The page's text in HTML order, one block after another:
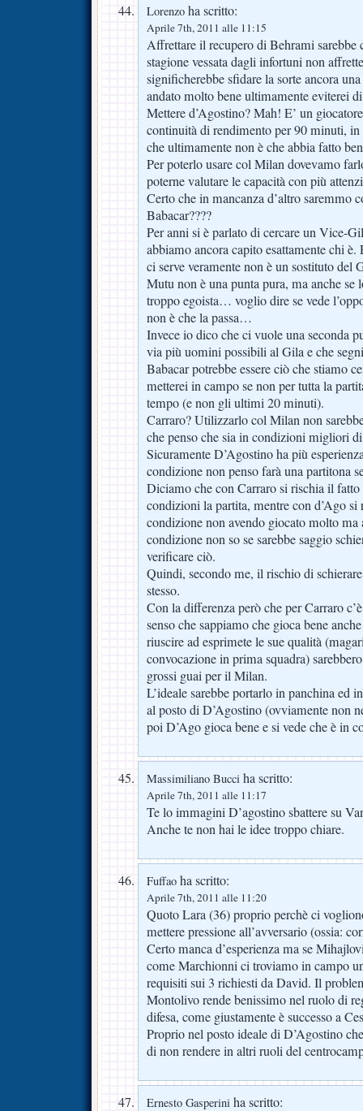
Lorenzo ha scritto:
Aprile 7th, 2011 alle 11:15
Affrettare il recupero di Behrami sarebbe
stagione vessata dagli infortuni non
significherebbe sfidare la sorte ancora
andato molto bene ultimamente eviterei
Mettere d’Agostino? Mah! E’ un
continuità di rendimento per 90 minuti,
che ultimamente non è che abbia fatto
Per poterlo usare col Milan dovevamo
poterne valutare le capacità con più
Certo che in mancanza d’altro saremmo
Babacar????
Per anni si è parlato di cercare un Vice-
abbiamo ancora capito esattamente chi
ci serve veramente non è un sostituto del
Mutu non è una punta pura, ma anche se
troppo egoista… voglio dire se vede
non è che la passa…
Invece io dico che ci vuole una seconda
via più uomini possibili al Gila e che
Babacar potrebbe essere ciò che stiamo
metterei in campo se non per tutta la
tempo (e non gli ultimi 20 minuti).
Carraro? Utilizzarlo col Milan non
che penso che sia in condizioni migliori
Sicuramente D’Agostino ha più
condizione non penso farà una partitona
Diciamo che con Carraro si rischia il fatto
condizioni la partita, mentre con d’Ago
condizione non avendo giocato molto ma
condizione non so se sarebbe saggio
verificare ciò.
Quindi, secondo me, il rischio di
stesso.
Con la differenza però che per Carraro
senso che sappiamo che gioca bene anche
riuscire ad esprimete le sue qualità
convocazione in prima squadra)
grossi guai per il Milan.
L’ideale sarebbe portarlo in panchina ed
al posto di D’Agostino (ovviamente non
poi D’Ago gioca bene e si vede che è in
Massimiliano Bucci ha scritto:
Aprile 7th, 2011 alle 11:17
Te lo immagini D’agostino sbattere su
Anche te non hai le idee troppo chiare.
Fuffao ha scritto:
Aprile 7th, 2011 alle 11:20
Quoto Lara (36) proprio perchè ci
mettere pressione all’avversario (ossia:
Certo manca d’esperienza ma se
come Marchionni ci troviamo in campo
requisiti sui 3 richiesti da David. Il
Montolivo rende benissimo nel ruolo di
difesa, come giustamente è successo a
Proprio nel posto ideale di D’Agostino
di non rendere in altri ruoli del
Ernesto Gasperini ha scritto: